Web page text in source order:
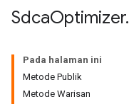
SdcaOptimizer.
Pada halaman ini
Metode Publik
Metode Warisan